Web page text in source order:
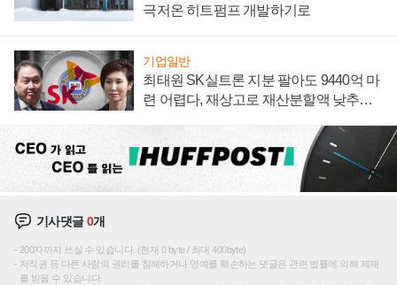
극저온 히트펌프 개발하기로
기업일반
최태원 SK실트론 지분 팔아도 9440억 마
련 어렵다, 재상고로 재산분할액 낮추기
기사댓글0개
200자까지 쓰실 수 있습니다. (현재 0 byte / 최대 400byte)
저작권 등 다른 사람의 권리를 침해하거나 명예를 훼손하는 댓글은 관련 법률에 의해 제재
를 받을 수 있습니다.